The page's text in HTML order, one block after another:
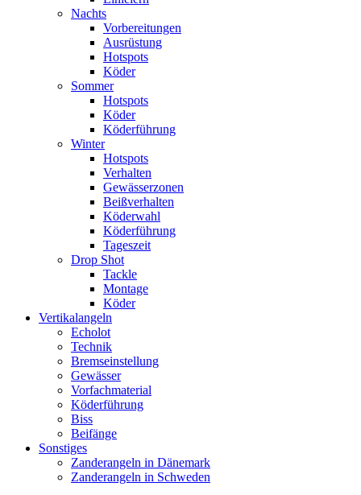
Nachts
Vorbereitungen
Ausrüstung
Hotspots
Köder
Sommer
Hotspots
Köder
Köderführung
Winter
Hotspots
Verhalten
Gewässerzonen
Beißverhalten
Köderwahl
Köderführung
Tageszeit
Drop Shot
Tackle
Montage
Köder
Vertikalangeln
Echolot
Technik
Bremseinstellung
Gewässer
Vorfachmaterial
Köderführung
Biss
Beifänge
Sonstiges
Zanderangeln in Dänemark
Zanderangeln in Schweden